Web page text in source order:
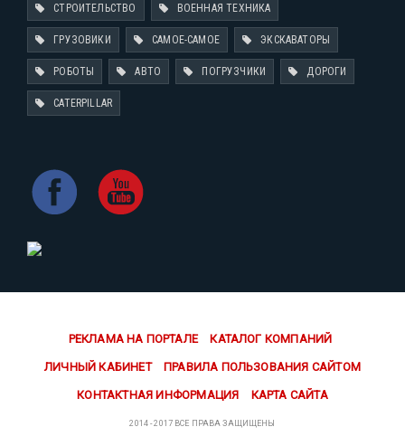
СТРОИТЕЛЬСТВО ВОЕННАЯ ТЕХНИКА
ГРУЗОВИКИ САМОЕ-САМОЕ ЭКСКАВАТОРЫ
РОБОТЫ АВТО ПОГРУЗЧИКИ ДОРОГИ
CATERPILLAR
РЕКЛАМА НА ПОРТАЛЕ КАТАЛОГ КОМПАНИЙ
ЛИЧНЫЙ КАБИНЕТ ПРАВИЛА ПОЛЬЗОВАНИЯ САЙТОМ
КОНТАКТНАЯ ИНФОРМАЦИЯ КАРТА САЙТА
2014 - 2017 ВСЕ ПРАВА ЗАЩИЩЕНЫ